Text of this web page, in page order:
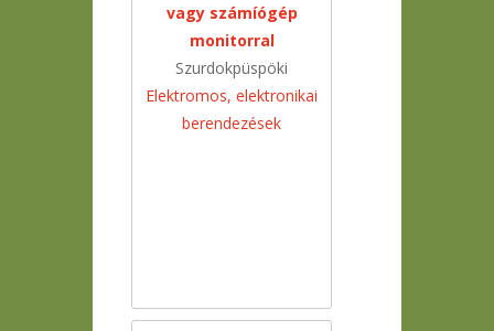
vagy számíógép
monitorral
Szurdokpüspöki
Elektromos, elektronikai
berendezések